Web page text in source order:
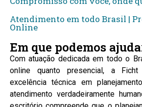
Atendimento em todo Brasil |
Online
Em que podemos
Com atuação dedicada em todo o
online quanto presencial, a
excelência técnica em
atendimento verdadeiramente